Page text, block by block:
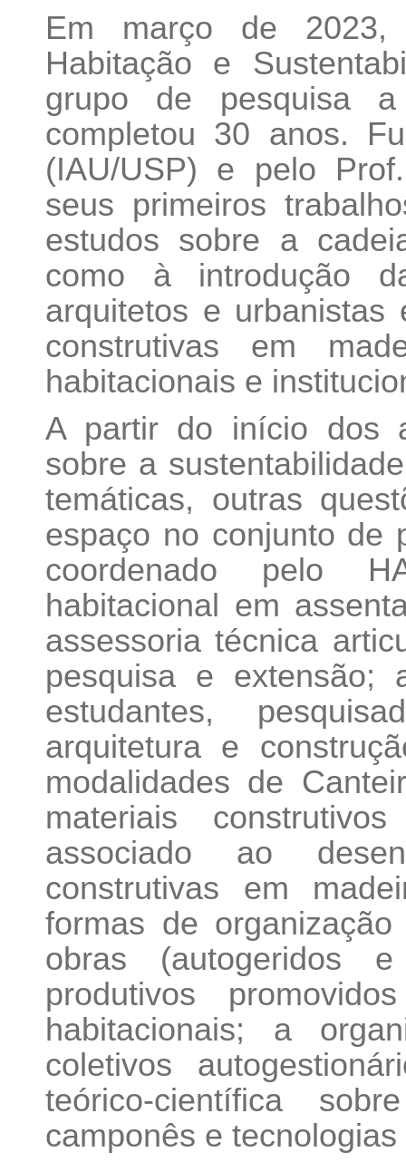
Em março de
Habitação e
grupo de pesquisa
completou 30 anos.
(IAU/USP) e pelo
seus primeiros
estudos sobre a
como à introdução
arquitetos e
construtivas em
habitacionais e
A partir do início dos
sobre a
temáticas, outras
espaço no conjunto de
coordenado pelo
habitacional em
assessoria técnica
pesquisa e extensão;
estudantes,
arquitetura e
modalidades de
materiais
associado ao
construtivas em
formas de
obras (autogeridos
produtivos
habitacionais; a
coletivos
teórico-científica
camponês e